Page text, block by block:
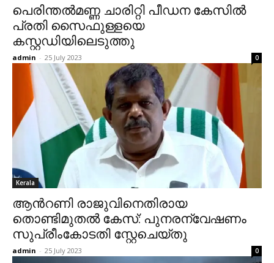
പെരിന്തൽമണ്ണ ചാരിറ്റി പീഡന കേസിൽ
പ്രതി സൈഫുള്ളയെ
കസ്റ്റഡിയിലെടുത്തു
admin - 25 July 2023 0
Kerala
ആന്‍റണി രാജുവിനെതിരായ
തൊണ്ടിമുതൽ കേസ്: പുനരന്വേഷണം
സുപ്രീംകോടതി സ്റ്റേചെയ്തു
admin - 25 July 2023 0